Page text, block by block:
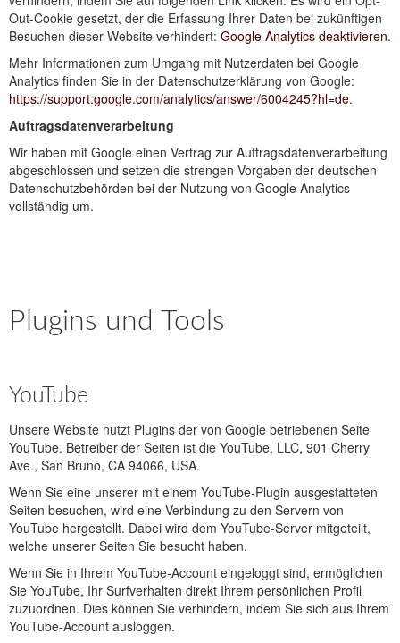
Out-Cookie gesetzt, der die Erfassung Ihrer Daten bei zukünftigen
Besuchen dieser Website verhindert: Google Analytics deaktivieren.
Mehr Informationen zum Umgang mit Nutzerdaten bei Google
Analytics finden Sie in der Datenschutzerklärung von Google:
https://support.google.com/analytics/answer/6004245?hl=de.
Auftragsdatenverarbeitung
Wir haben mit Google einen Vertrag zur Auftragsdatenverarbeitung
abgeschlossen und setzen die strengen Vorgaben der deutschen
Datenschutzbehörden bei der Nutzung von Google Analytics
vollständig um.
Plugins und Tools
YouTube
Unsere Website nutzt Plugins der von Google betriebenen Seite
YouTube. Betreiber der Seiten ist die YouTube, LLC, 901 Cherry
Ave., San Bruno, CA 94066, USA.
Wenn Sie eine unserer mit einem YouTube-Plugin ausgestatteten
Seiten besuchen, wird eine Verbindung zu den Servern von
YouTube hergestellt. Dabei wird dem YouTube-Server mitgeteilt,
welche unserer Seiten Sie besucht haben.
Wenn Sie in Ihrem YouTube-Account eingeloggt sind, ermöglichen
Sie YouTube, Ihr Surfverhalten direkt Ihrem persönlichen Profil
zuzuordnen. Dies können Sie verhindern, indem Sie sich aus Ihrem
YouTube-Account ausloggen.